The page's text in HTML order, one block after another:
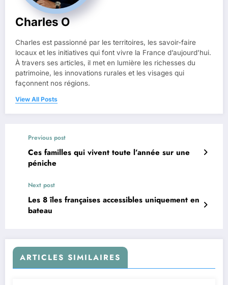
Charles O
Charles est passionné par les territoires, les savoir-faire
locaux et les initiatives qui font vivre la France d’aujourd’hui.
À travers ses articles, il met en lumière les richesses du
patrimoine, les innovations rurales et les visages qui
façonnent nos régions.
View All Posts
Previous post
Ces familles qui vivent toute l’année sur une
péniche
Next post
Les 8 îles françaises accessibles uniquement en
bateau
ARTICLES SIMILAIRES